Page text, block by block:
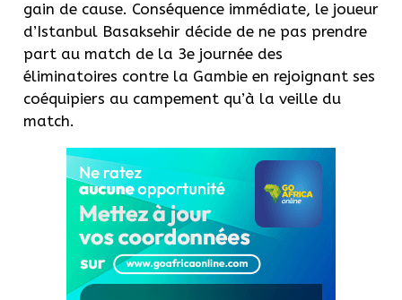
gain de cause. Conséquence immédiate, le joueur
d’Istanbul Basaksehir décide de ne pas prendre
part au match de la 3e journée des
éliminatoires contre la Gambie en rejoignant ses
coéquipiers au campement qu’à la veille du
match.